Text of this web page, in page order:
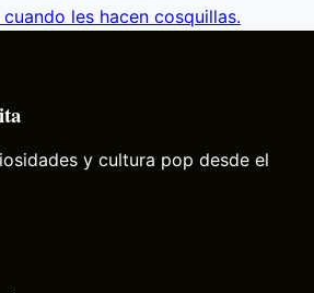
les hacen cosquillas.
y cultura pop desde el